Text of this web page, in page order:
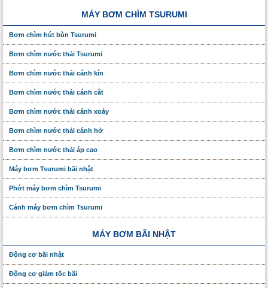
MÁY BƠM CHÌM TSURUMI
Bơm chìm hút bùn Tsurumi
Bơm chìm nước thải Tsurumi
Bơm chìm nước thải cánh kín
Bơm chìm nước thải cánh cắt
Bơm chìm nước thải cánh xoáy
Bơm chìm nước thải cánh hở
Bơm chìm nước thải áp cao
Máy bơm Tsurumi bãi nhật
Phớt máy bơm chìm Tsurumi
Cánh máy bơm chìm Tsurumi
MÁY BƠM BÃI NHẬT
Động cơ bãi nhật
Động cơ giảm tốc bãi